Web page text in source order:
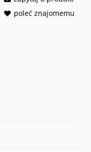
poleć znajomemu